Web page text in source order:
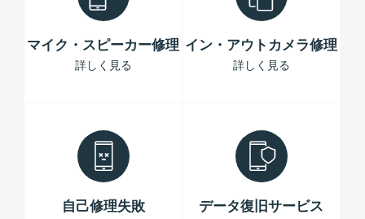
マイク・スピーカー修理
詳しく見る
イン・アウトカメラ修理
詳しく見る
自己修理失敗 データ復旧サービス